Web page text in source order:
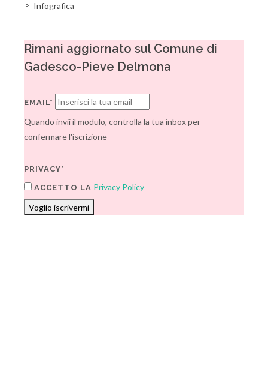
Infografica
Rimani aggiornato sul Comune di
Gadesco-Pieve Delmona
EMAIL*
Quando invii il modulo, controlla la tua inbox per
confermare l'iscrizione
PRIVACY*
ACCETTO LA Privacy Policy
Voglio iscrivermi